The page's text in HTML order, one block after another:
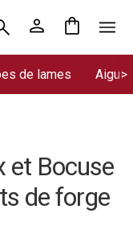
de lames
et Bocuse
de forge